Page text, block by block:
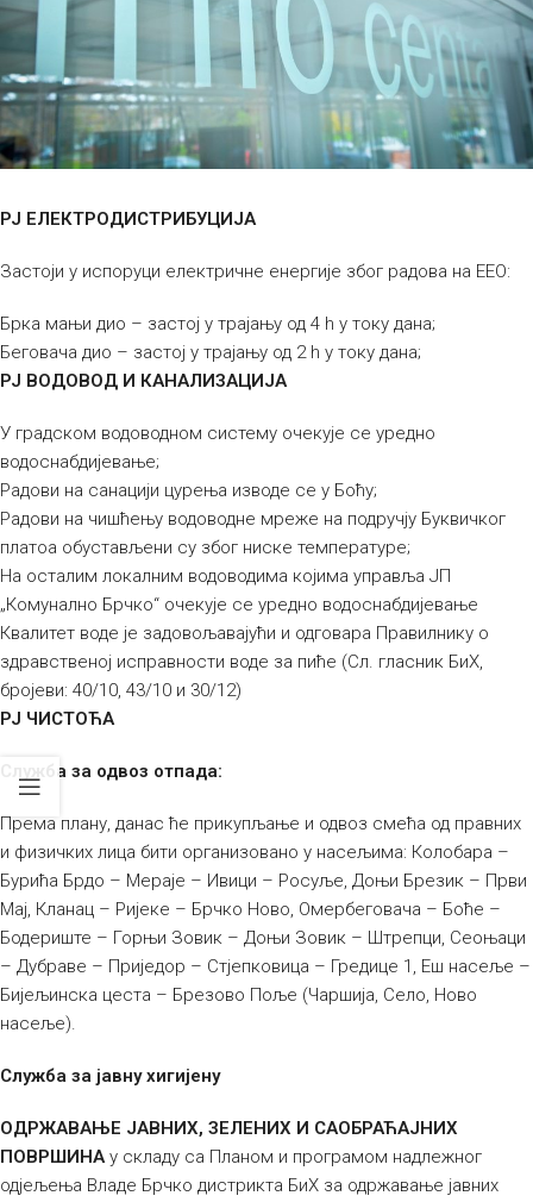
РЈ ЕЛЕКТРОДИСТРИБУЦИЈА
Застоји у испоруци електричне енергије због радова на ЕЕО:
Брка мањи дио – застој у трајању од 4 h у току дана;
Беговача дио – застој у трајању од 2 h у току дана;
РЈ ВОДОВОД И КАНАЛИЗАЦИЈА
У градском водоводном систему очекује се уредно
водоснабдијевање;
Радови на санацији цурења изводе се у Боћу;
Радови на чишћењу водоводне мреже на подручју Буквичког
платоа обустављени су због ниске температуре;
На осталим локалним водоводима којима управља ЈП
„Комунално Брчко“ очекује се уредно водоснабдијевање
Квалитет воде је задовољавајући и одговара Правилнику о
здравственој исправности воде за пиће (Сл. гласник БиХ,
бројеви: 40/10, 43/10 и 30/12)
РЈ ЧИСТОЋА
Служба за одвоз отпада:
Према плану, данас ће прикупљање и одвоз смећа од правних
и физичких лица бити организовано у насељима: Колобара –
Бурића Брдо – Мераје – Ивици – Росуље, Доњи Брезик – Први
Мај, Кланац – Ријеке – Брчко Ново, Омербеговача – Боће –
Бодериште – Горњи Зовик – Доњи Зовик – Штрепци, Сеоњаци
– Дубраве – Приједор – Стјепковица – Гредице 1, Еш насеље –
Бијељинска цеста – Брезово Поље (Чаршија, Село, Ново
насеље).
Служба за јавну хигијену
ОДРЖАВАЊЕ ЈАВНИХ, ЗЕЛЕНИХ И САОБРАЋАЈНИХ
ПОВРШИНАу складу са Планом и програмом надлежног
одјељења Владе Брчко дистрикта БиХ за одржавање јавних